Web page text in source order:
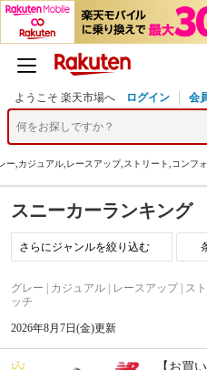
ようこそ 楽天市場へ ログイン 会
ー,カジュアル,レースアップ,ストリート,コンフ
スニーカーランキング
グレー | カジュアル | レースアップ | ス
ッチ
2026年8月7日(金)更新
【お買